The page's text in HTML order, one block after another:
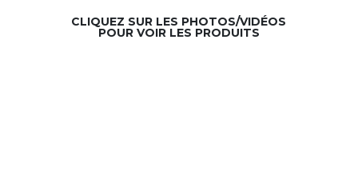
CLIQUEZ SUR LES PHOTOS/VIDÉOS
POUR VOIR LES PRODUITS